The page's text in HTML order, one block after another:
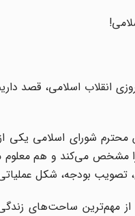
انقلاب اسلامی، قصد
شورای اسلامی یکی
مشخص می‌کند و هم معلوم
از مهم‌ترین ساحت‌های